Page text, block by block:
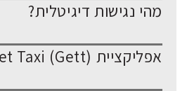
מהי נגישות דיגיטלית?
אפליקציית Get Taxi (Gett)